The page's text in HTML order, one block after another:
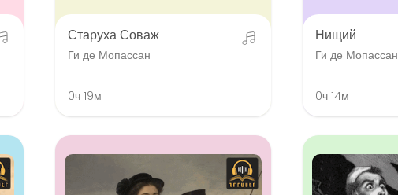
Старуха Соваж
Ги де Мопассан
0ч 19м
Нищий
Ги де Мопассан
0ч 14м